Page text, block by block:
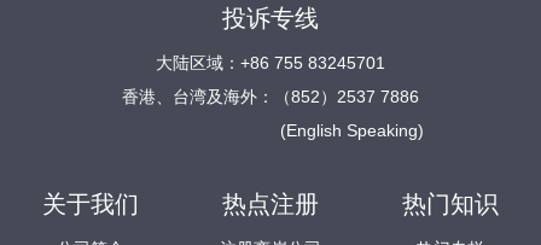
投诉专线
大陆区域：+86 755 83245701
香港、台湾及海外：（852）2537 7886
(English Speaking)
关于我们 热点注册 热门知识